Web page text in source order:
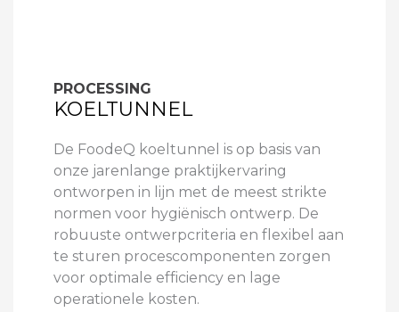
PROCESSING
KOELTUNNEL
De FoodeQ koeltunnel is op basis van
onze jarenlange praktijkervaring
ontworpen in lijn met de meest strikte
normen voor hygiënisch ontwerp. De
robuuste ontwerpcriteria en flexibel aan
te sturen procescomponenten zorgen
voor optimale efficiency en lage
operationele kosten.